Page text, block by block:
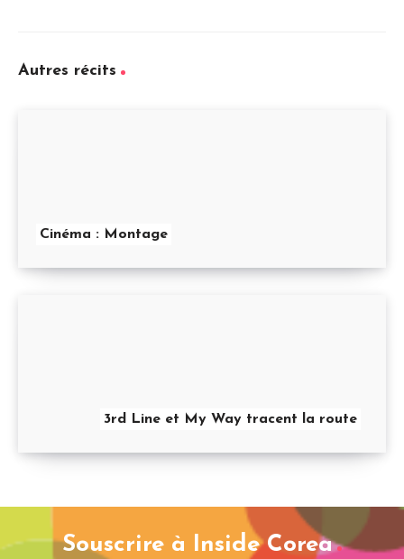
Autres récits
Cinéma : Montage
3rd Line et My Way tracent la route
Souscrire à Inside Corea